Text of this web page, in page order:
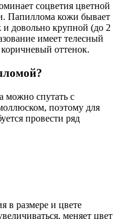
соцветия цветной
Папиллома кожи бывает
и довольно крупной (до 2
имеет телесный
оттенок.
можно спутать с
поэтому для
провести ряд
в размере и цвете
меняет цвет